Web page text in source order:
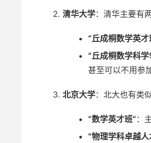
清华大学：清华主要有
“丘成桐数学英才
“丘成桐数学科
甚至可以不用参
北京大学：北大也有类
“数学英才班” ：
“物理学科卓越